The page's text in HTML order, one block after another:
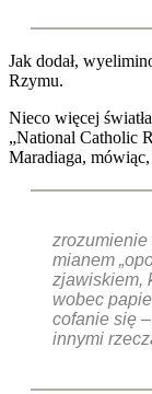
Jak dodał,
Rzymu.
Nieco więcej
„National Catholic
Maradiaga,
zrozumienie
mianem
zjawiskiem,
wobec
cofanie się
innymi